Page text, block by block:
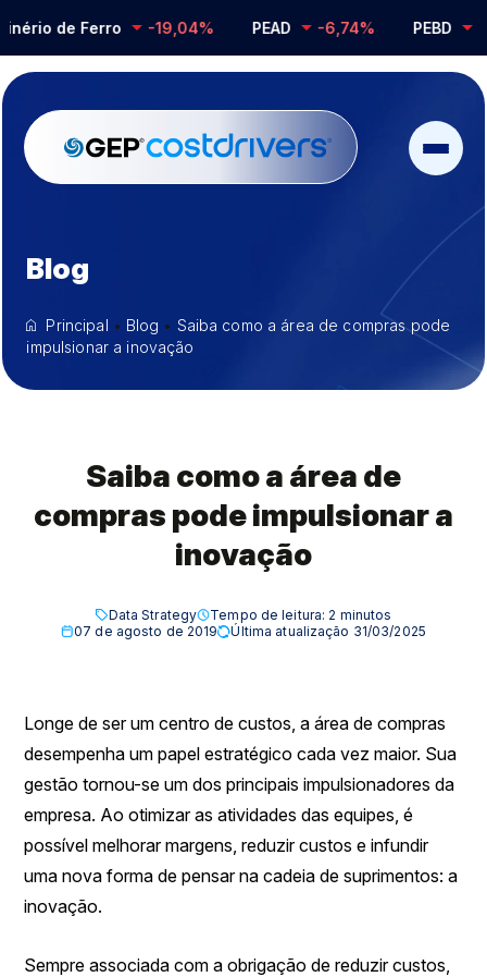
de Ferro -19,04% PEAD -6,74% PEBD -
Blog
Principal • Blog • Saiba como a área de compras pode
impulsionar a inovação
Saiba como a área de
compras pode impulsionar a
inovação
Data Strategy Tempo de leitura: 2 minutos
07 de agosto de 2019
Última atualização 31/03/2025
Longe de ser um centro de custos, a área de compras
desempenha um papel estratégico cada vez maior. Sua
gestão tornou-se um dos principais impulsionadores da
empresa. Ao otimizar as atividades das equipes, é
possível melhorar margens, reduzir custos e infundir
uma nova forma de pensar na cadeia de suprimentos: a
inovação.
Sempre associada com a obrigação de reduzir custos,